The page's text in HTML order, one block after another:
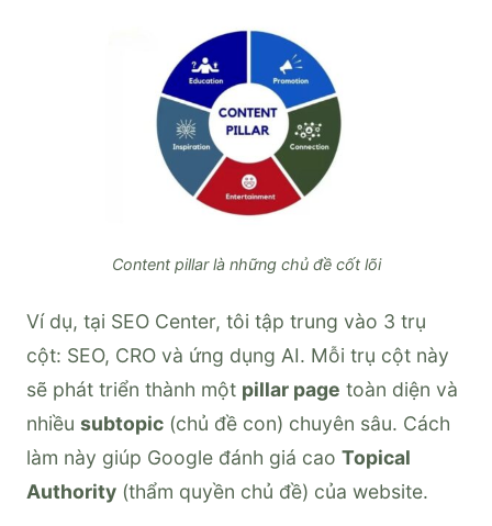
Content pillar là những chủ đề cốt lõi
Ví dụ, tại SEO Center, tôi tập trung vào 3 trụ
cột: SEO, CRO và ứng dụng AI. Mỗi trụ cột này
sẽ phát triển thành một pillar page toàn diện và
nhiều subtopic (chủ đề con) chuyên sâu. Cách
làm này giúp Google đánh giá cao Topical
Authority (thẩm quyền chủ đề) của website.